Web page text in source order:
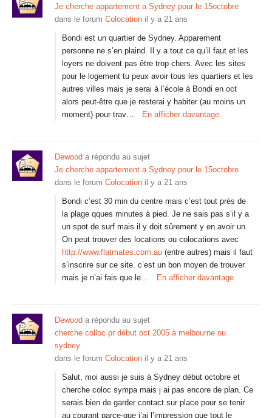
Je cherche appartement a Sydney pour le 15octobre
dans le forum Colocation il y a 21 ans
Bondi est un quartier de Sydney. Apparement
personne ne s’en plaind. Il y a tout ce qu’il faut et les
loyers ne doivent pas être trop chers. Avec les sites
pour le logement tu peux avoir tous les quartiers et les
autres villes mais je serai à l’école à Bondi en oct
alors peut-être que je resterai y habiter (au moins un
moment) pour trav…
En afficher davantage
Dewood a répondu au sujet
Je cherche appartement a Sydney pour le 15octobre
dans le forum Colocation il y a 21 ans
Bondi c’est 30 min du centre mais c’est tout près de
la plage qques minutes à pied. Je ne sais pas s’il y a
un spot de surf mais il y doit sûrement y en avoir un.
On peut trouver des locations ou colocations avec
http://www.flatmates.com.au (entre autres) mais il faut
s’inscrire sur ce site. c’est un bon moyen de trouver
mais je n’ai fais que le…
En afficher davantage
Dewood a répondu au sujet
cherche colloc pr début oct 2005 à melbourne ou
sydney
dans le forum Colocation il y a 21 ans
Salut, moi aussi je suis à Sydney début octobre et
cherche coloc sympa mais j ai pas encore de plan. Ce
serais bien de garder contact sur place pour se tenir
au courant parce-que j’ai l’impression que tout le